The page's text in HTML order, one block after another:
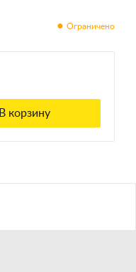
В корзину